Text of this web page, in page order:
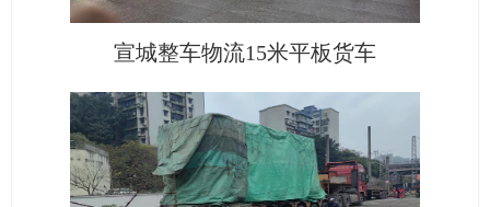
宣城整车物流15米平板货车